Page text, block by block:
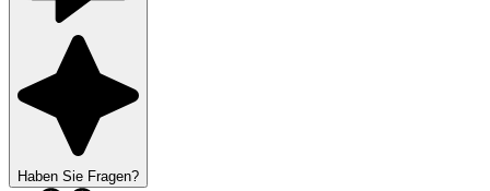
Haben Sie Fragen?